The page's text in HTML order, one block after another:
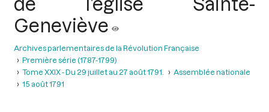
Geneviève
Archives parlementaires de la Révolution Française
Première série (1787-1799)
Tome XXIX - Du 29 juillet au 27 août 1791.
Assemblée nationale
15 août 1791